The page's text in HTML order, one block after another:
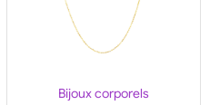
Bijoux corporels